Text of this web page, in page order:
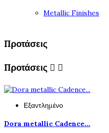
Metallic Finishes
Προτάσεις
Προτάσεις  
Εξαντλημένο
Dora metallic Cadence...